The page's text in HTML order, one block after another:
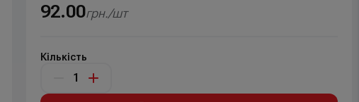
92.00грн./шт
Кількість